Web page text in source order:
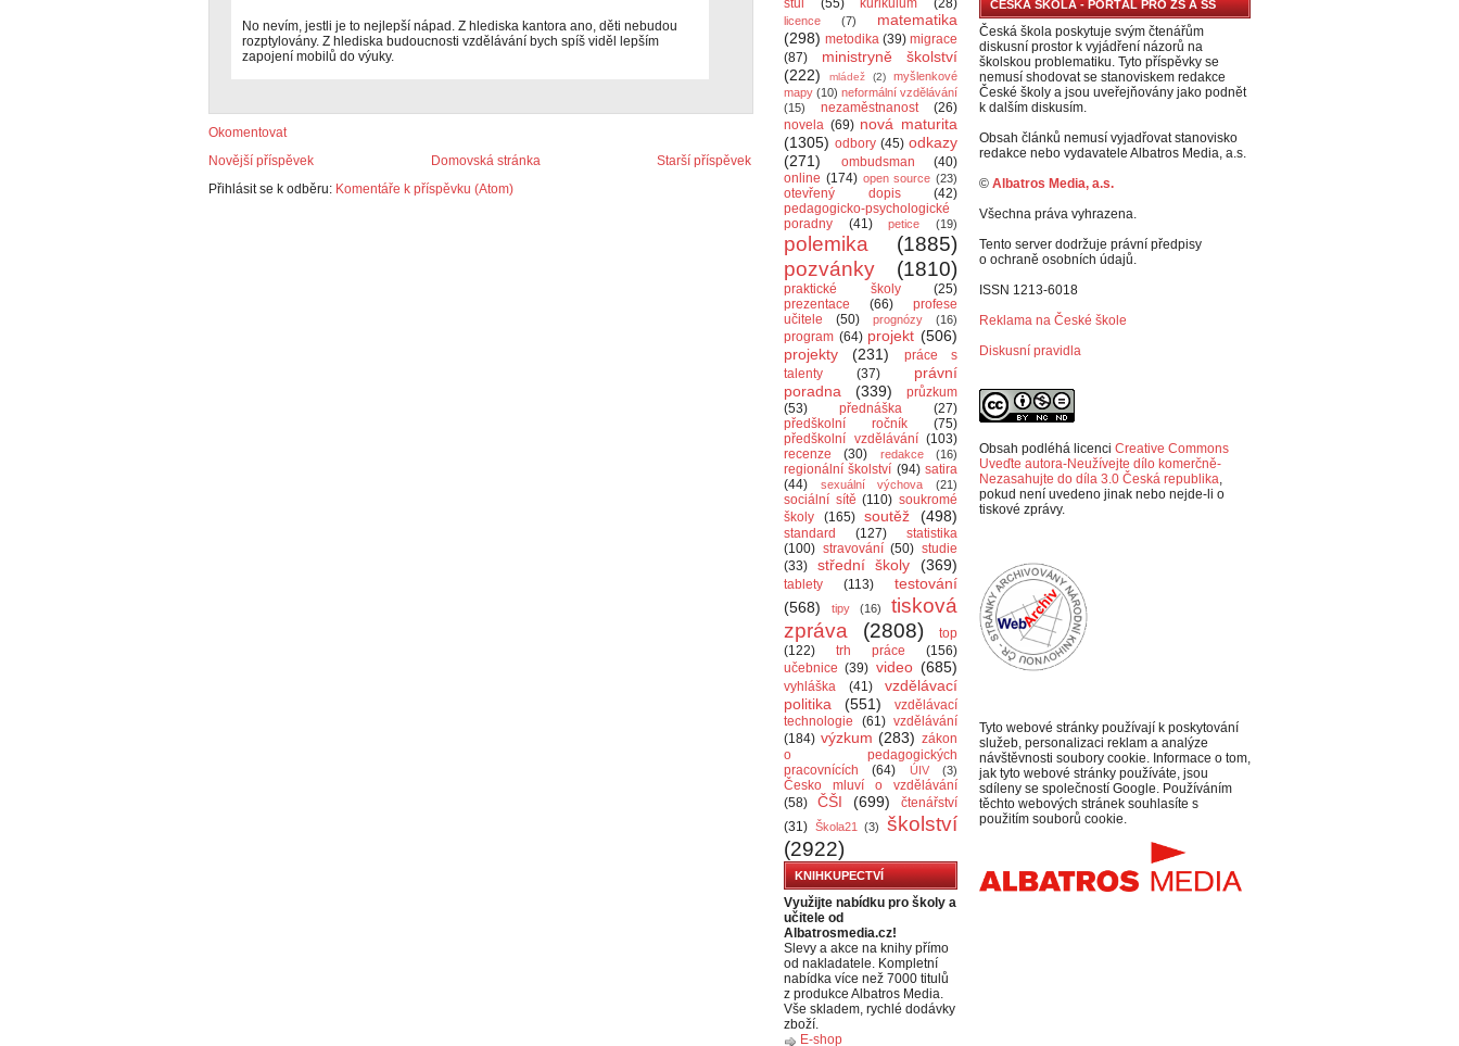
No nevím, jestli je to nejlepší nápad. Z hlediska kantora ano, děti nebudou
rozptylovány. Z hlediska budoucnosti vzdělávání bych spíš viděl lepším
zapojení mobilů do výuky.
Okomentovat
Novější příspěvek
Starší příspěvek
Domovská stránka
Přihlásit se k odběru: Komentáře k příspěvku (Atom)
stůl
(55) kurikulum (28)
licence (7)
matematika
(298) metodika (39) migrace
(87)
ministryně školství
(222)
mládež (2)
myšlenkové
mapy (10) neformální vzdělávání
(15)
nezaměstnanost
(26)
novela (69) nová maturita
(1305) odbory (45) odkazy
(271)
ombudsman
(40)
online (174) open source (23)
otevřený dopis
(42)
pedagogicko-psychologické
poradny
(41) petice (19)
polemika
(1885)
pozvánky
(1810)
praktické školy
(25)
prezentace
(66)
profese
učitele
(50) prognózy (16)
program (64) projekt (506)
projekty
(231)
práce s
talenty
(37)
právní
poradna
(339)
průzkum
(53)
přednáška
(27)
předškolní ročník
(75)
předškolní vzdělávání (103)
recenze
(30) redakce (16)
regionální školství (94) satira
(44)
sexuální výchova (21)
sociální sítě (110) soukromé
školy
(165) soutěž (498)
standard (127)
statistika
(100) stravování (50) studie
(33)
střední školy (369)
tablety (113)
testování
(568)
tipy (16)
tisková
zpráva
(2808)
top
(122)
trh práce
(156)
učebnice (39) video (685)
vyhláška (41)
vzdělávací
politika
(551)
vzdělávací
technologie
(61) vzdělávání
(184) výzkum (283) zákon
o pedagogických
pracovnících
(64) ÚIV (3)
Česko mluví o vzdělávání
(58)
ČŠI (699)
čtenářství
(31) Škola21 (3)
školství
(2922)
KNIHKUPECTVÍ
Využijte nabídku pro školy a
učitele od
Albatrosmedia.cz!
Slevy a akce na knihy přímo
od nakladatele. Kompletní
nabídka více než 7000 titulů
z produkce Albatros Media.
Vše skladem, rychlé dodávky
zboží.
E-shop
ČESKÁ ŠKOLA - PORTÁL PRO ZŠ A SŠ
Česká škola poskytuje svým čtenářům
diskusní prostor k vyjádření názorů na
školskou problematiku. Tyto příspěvky se
nemusí shodovat se stanoviskem redakce
České školy a jsou uveřejňovány jako podnět
k dalším diskusím.
Obsah článků nemusí vyjadřovat stanovisko
redakce nebo vydavatele Albatros Media, a.s.
© Albatros Media, a.s.
Všechna práva vyhrazena.
Tento server dodržuje právní předpisy
o ochraně osobních údajů.
ISSN 1213-6018
Reklama na České škole
Diskusní pravidla
Obsah podléhá licenci Creative Commons
Uveďte autora-Neužívejte dílo komerčně-
Nezasahujte do díla 3.0 Česká republika,
pokud není uvedeno jinak nebo nejde-li o
tiskové zprávy.
Tyto webové stránky používají k poskytování
služeb, personalizaci reklam a analýze
návštěvnosti soubory cookie. Informace o tom,
jak tyto webové stránky používáte, jsou
sdíleny se společností Google. Používáním
těchto webových stránek souhlasíte s
použitím souborů cookie.